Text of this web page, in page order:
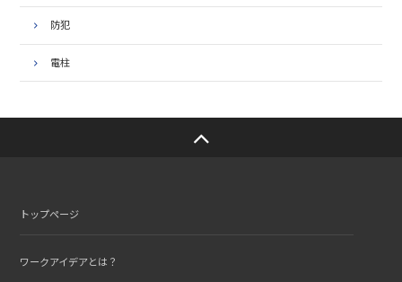
防犯
電柱
トップページ
ワークアイデアとは？